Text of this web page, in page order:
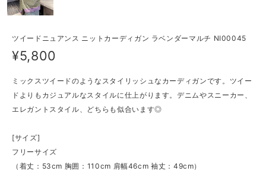
ツイードニュアンス ニットカーディガン ラベンダーマルチ NI00045
¥5,800
ミックスツイードのようなスタイリッシュなカーディガンです。ツイー
ドよりもカジュアルなスタイルに仕上がります。デニムやスニーカー、
エレガントスタイル、どちらも似合います◎
[サイズ]
フリーサイズ
（着丈：53cm 胸囲：110cm 肩幅46cm 袖丈：49cm）